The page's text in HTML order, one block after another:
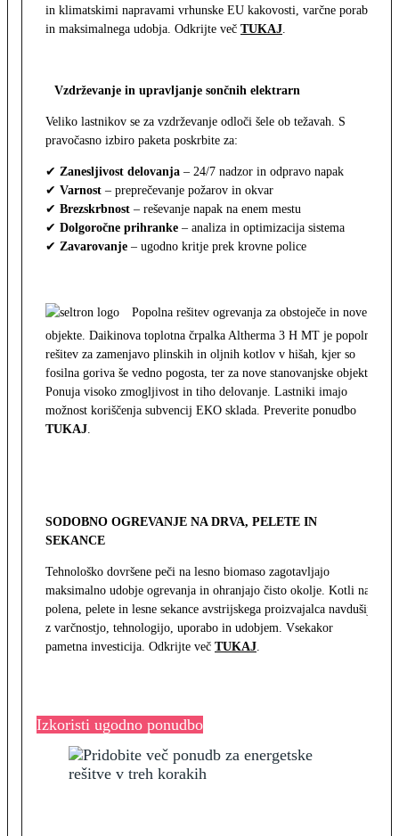
in klimatskimi napravami vrhunske EU kakovosti, varčne porabe
in maksimalnega udobja. Odkrijte več TUKAJ.
Vzdrževanje in upravljanje sončnih elektrarn
Veliko lastnikov se za vzdrževanje odloči šele ob težavah. S
pravočasno izbiro paketa poskrbite za:
✔ Zanesljivost delovanja – 24/7 nadzor in odpravo napak
✔ Varnost – preprečevanje požarov in okvar
✔ Brezskrbnost – reševanje napak na enem mestu
✔ Dolgoročne prihranke – analiza in optimizacija sistema
✔ Zavarovanje – ugodno kritje prek krovne police
Popolna rešitev ogrevanja za obstoječe in nove
objekte. Daikinova toplotna črpalka Altherma 3 H MT je popolna
rešitev za zamenjavo plinskih in oljnih kotlov v hišah, kjer so
fosilna goriva še vedno pogosta, ter za nove stanovanjske objekte.
Ponuja visoko zmogljivost in tiho delovanje. Lastniki imajo
možnost koriščenja subvencij EKO sklada. Preverite ponudbo
TUKAJ.
SODOBNO OGREVANJE NA DRVA, PELETE IN
SEKANCE
Tehnološko dovršene peči na lesno biomaso zagotavljajo
maksimalno udobje ogrevanja in ohranjajo čisto okolje. Kotli na
polena, pelete in lesne sekance avstrijskega proizvajalca navdušijo
z varčnostjo, tehnologijo, uporabo in udobjem. Vsekakor
pametna investicija. Odkrijte več TUKAJ.
Izkoristi ugodno ponudbo